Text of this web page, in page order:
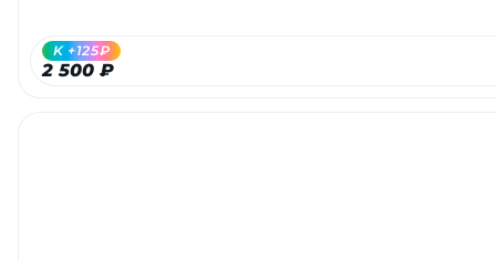
2 500 ₽
K +125₽